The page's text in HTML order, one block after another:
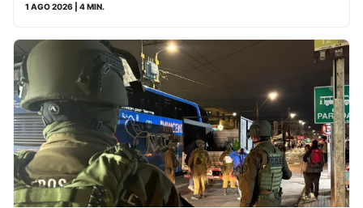
1 AGO 2026 | 4 MIN.